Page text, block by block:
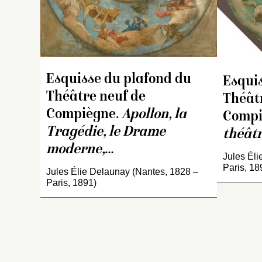
Esquisse du plafond du
Théâtre neuf de
Compiègne. Apollon, la
Tragédie, le Drame
moderne,…
Jules Élie Delaunay (Nantes, 1828 –
Paris, 1891)
Jules
Paris,